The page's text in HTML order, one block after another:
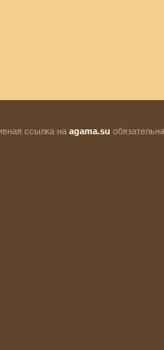
ссылка на agama.su